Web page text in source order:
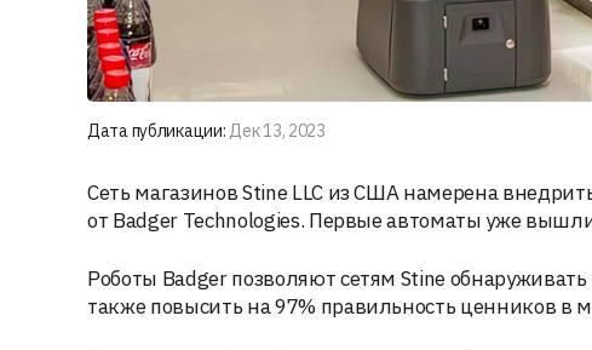
Дата публикации: Дек 13, 2023
Сеть магазинов Stine LLC из США намерена
от Badger Technologies. Первые автоматы уже
Роботы Badger позволяют сетям Stine
также повысить на 97% правильность ценников в